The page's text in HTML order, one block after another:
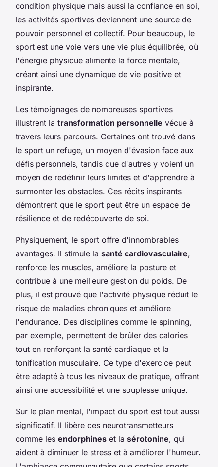
condition physique mais aussi la confiance en soi,
les activités sportives deviennent une source de
pouvoir personnel et collectif. Pour beaucoup, le
sport est une voie vers une vie plus équilibrée, où
l'énergie physique alimente la force mentale,
créant ainsi une dynamique de vie positive et
inspirante.
Les témoignages de nombreuses sportives
illustrent la transformation personnelle vécue à
travers leurs parcours. Certaines ont trouvé dans
le sport un refuge, un moyen d'évasion face aux
défis personnels, tandis que d'autres y voient un
moyen de redéfinir leurs limites et d'apprendre à
surmonter les obstacles. Ces récits inspirants
démontrent que le sport peut être un espace de
résilience et de redécouverte de soi.
Physiquement, le sport offre d'innombrables
avantages. Il stimule la santé cardiovasculaire,
renforce les muscles, améliore la posture et
contribue à une meilleure gestion du poids. De
plus, il est prouvé que l'activité physique réduit le
risque de maladies chroniques et améliore
l'endurance. Des disciplines comme le spinning,
par exemple, permettent de brûler des calories
tout en renforçant la santé cardiaque et la
tonification musculaire. Ce type d'exercice peut
être adapté à tous les niveaux de pratique, offrant
ainsi une accessibilité et une souplesse unique.
Sur le plan mental, l'impact du sport est tout aussi
significatif. Il libère des neurotransmetteurs
comme les endorphines et la sérotonine, qui
aident à diminuer le stress et à améliorer l'humeur.